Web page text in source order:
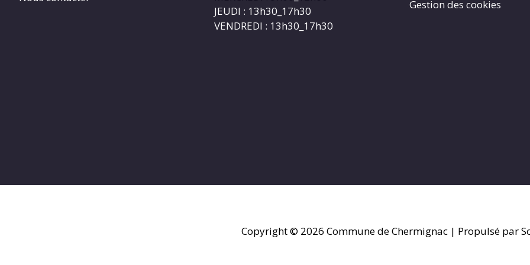
JEUDI : 13h30_17h30
VENDREDI : 13h30_17h30
Gestion des cookies
Copyright © 2026 Commune de Chermignac | Propulsé par